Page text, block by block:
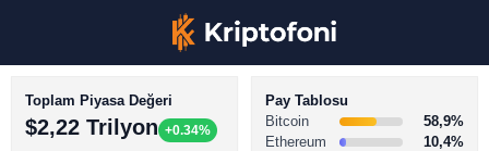
Toplam Piyasa Değeri
$2,22 Trilyon +0.34%
Pay Tablosu
Bitcoin
58,9%
Ethereum
10,4%